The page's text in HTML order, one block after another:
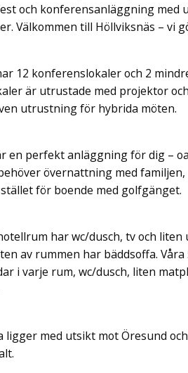
och konferensanläggning med
Välkommen till Höllviksnäs – vi
12 konferenslokaler och 2
är utrustade med projektor
utrustning för hybrida möten.
en perfekt anläggning för dig –
övernattning med
för boende med golfgänget.
har wc/dusch, tv och
av rummen har bäddsoffa.
i varje rum, wc/dusch, liten
ligger med utsikt mot Öresund